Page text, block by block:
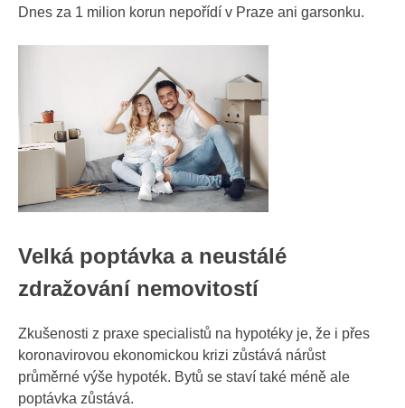
Dnes za 1 milion korun nepořídí v Praze ani garsonku.
Velká poptávka a neustálé
zdražování nemovitostí
Zkušenosti z praxe specialistů na hypotéky je, že i přes
koronavirovou ekonomickou krizi zůstává nárůst
průměrné výše hypoték. Bytů se staví také méně ale
poptávka zůstává.